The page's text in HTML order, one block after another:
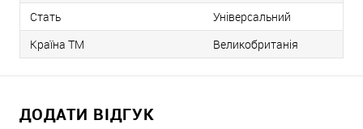
Стать
Універсальний
Країна ТМ
Великобританія
ДОДАТИ ВІДГУК